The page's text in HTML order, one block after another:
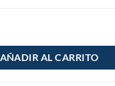
AÑADIR AL CARRITO